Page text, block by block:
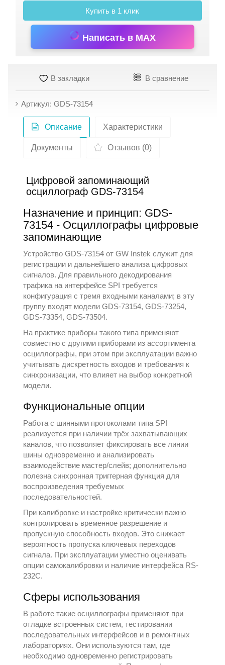
Купить в 1 клик
Написать в MAX
В закладки В сравнение
Артикул: GDS-73154
Описание Характеристики
Документы Отзывов (0)
Цифровой запоминающий
осциллограф GDS-73154
Назначение и принцип: GDS-
73154 - Осциллографы цифровые
запоминающие
Устройство GDS-73154 отGW Instek служит для
регистрации и дальнейшего анализа цифровых
сигналов. Для правильного декодирования
трафика на интерфейсе SPI требуется
конфигурация с тремя входными каналами; в эту
группу входят модели GDS-73154, GDS-73254,
GDS-73354, GDS-73504.
На практике приборы такого типа применяют
совместно с другими приборами из ассортимента
осциллографы, при этом при эксплуатации важно
учитывать дискретность входов и требования к
синхронизации, что влияет на выбор конкретной
модели.
Функциональные опции
Работа с шинными протоколами типа SPI
реализуется при наличии трёх захватывающих
каналов, что позволяет фиксировать все линии
шины одновременно и анализировать
взаимодействие мастер/слейв; дополнительно
полезна синхронная триггерная функция для
воспроизведения требуемых
последовательностей.
При калибровке и настройке критически важно
контролировать временное разрешение и
пропускную способность входов. Это снижает
вероятность пропуска ключевых переходов
сигнала. При эксплуатации уместно оценивать
опции самокалибровки и наличие интерфейса RS-
232C.
Сферы использования
В работе такие осциллографы применяют при
отладке встроенных систем, тестировании
последовательных интерфейсов и в ремонтных
лабораториях. Они используются там, где
необходимо одновременно регистрировать